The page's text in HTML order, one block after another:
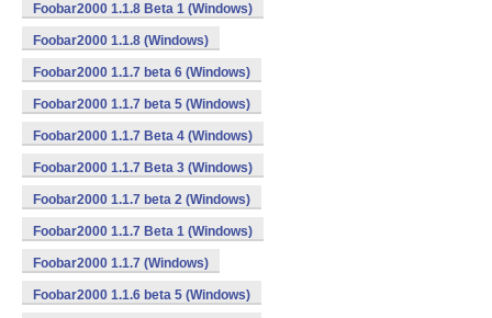
Foobar2000 1.1.8 Beta 1 (Windows)
Foobar2000 1.1.8 (Windows)
Foobar2000 1.1.7 beta 6 (Windows)
Foobar2000 1.1.7 beta 5 (Windows)
Foobar2000 1.1.7 Beta 4 (Windows)
Foobar2000 1.1.7 Beta 3 (Windows)
Foobar2000 1.1.7 beta 2 (Windows)
Foobar2000 1.1.7 Beta 1 (Windows)
Foobar2000 1.1.7 (Windows)
Foobar2000 1.1.6 beta 5 (Windows)